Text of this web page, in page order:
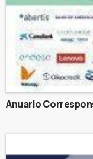
Anuario